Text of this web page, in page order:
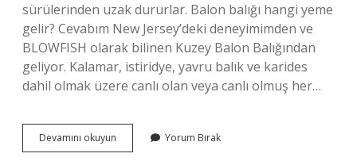
sürülerinden uzak dururlar. Balon balığı hangi yeme
gelir? Cevabım New Jersey’deki deneyimimden ve
BLOWFISH olarak bilinen Kuzey Balon Balığından
geliyor. Kalamar, istiridye, yavru balık ve karides
dahil olmak üzere canlı olan veya canlı olmuş her…
Devamını okuyun
Balığı
Yorum Bırak